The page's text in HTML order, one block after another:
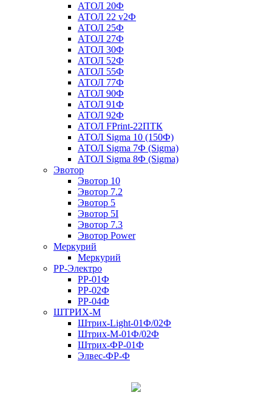
АТОЛ 20Ф
АТОЛ 22 v2Ф
АТОЛ 25Ф
АТОЛ 27Ф
АТОЛ 30Ф
АТОЛ 52Ф
АТОЛ 55Ф
АТОЛ 77Ф
АТОЛ 90Ф
АТОЛ 91Ф
АТОЛ 92Ф
АТОЛ FPrint-22ПТК
АТОЛ Sigma 10 (150Ф)
АТОЛ Sigma 7Ф (Sigma)
АТОЛ Sigma 8Ф (Sigma)
Эвотор
Эвотор 10
Эвотор 7.2
Эвотор 5
Эвотор 5I
Эвотор 7.3
Эвотор Power
Меркурий
Меркурий
РР-Электро
РР-01Ф
РР-02Ф
РР-04Ф
ШТРИХ-М
Штрих-Light-01Ф/02Ф
Штрих-М-01Ф/02Ф
Штрих-ФР-01Ф
Элвес-ФР-Ф